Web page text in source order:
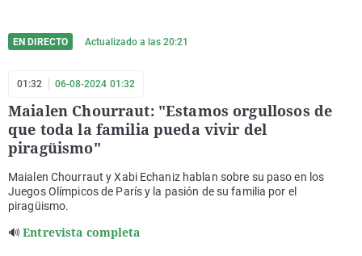
EN DIRECTO Actualizado a las 20:21
01:32 06-08-2024 01:32
Maialen Chourraut: "Estamos orgullosos de
que toda la familia pueda vivir del
piragüismo"
Maialen Chourraut y Xabi Echaniz hablan sobre su paso en los
Juegos Olímpicos de París y la pasión de su familia por el
piragüismo.
🔊Entrevista completa